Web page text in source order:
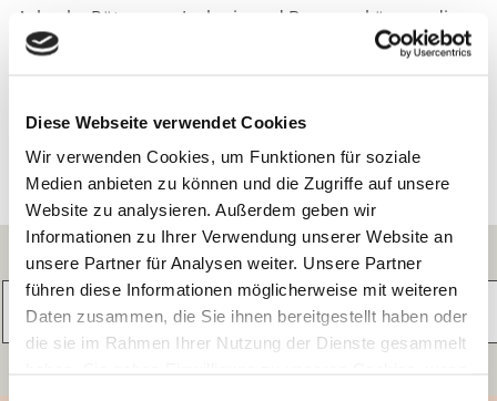
Diese Webseite verwendet Cookies
Wir verwenden Cookies, um Funktionen für soziale
Medien anbieten zu können und die Zugriffe auf unsere
Website zu analysieren. Außerdem geben wir
Informationen zu Ihrer Verwendung unserer Website an
unsere Partner für Analysen weiter. Unsere Partner
führen diese Informationen möglicherweise mit weiteren
Daten zusammen, die Sie ihnen bereitgestellt haben oder
die sie im Rahmen Ihrer Nutzung der Dienste gesammelt
Achseln. Rötungen, Juckreiz und Brennen können die
Folge sein – es lohnt sich, die Gebrauchsanweisung der
Inhaltsstoffe / INCI